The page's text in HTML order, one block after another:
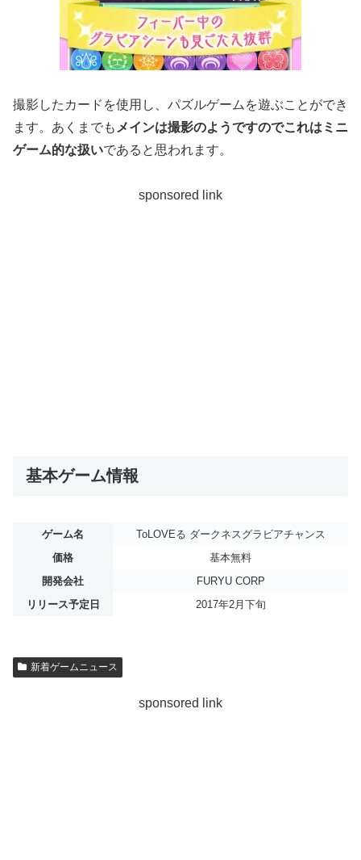
撮影したカードを使用し、パズルゲームを遊ぶことができ
ます。あくまでも メインは撮影のようですのでこれはミニ
ゲーム的な扱いであると思われます。
sponsored link
基本ゲーム情報
ゲーム名
ToLOVEる ダークネスグラビアチャンス
価格
基本無料
開発会社
FURYU CORP
リリース予定日
2017年2月下旬
新着ゲームニュース
sponsored link